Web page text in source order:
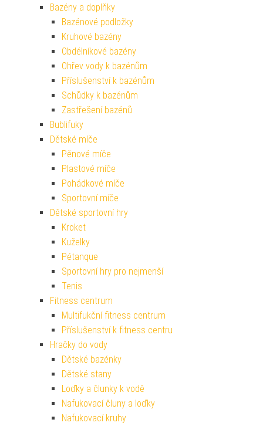
Bazény a doplňky
Bazénové podložky
Kruhové bazény
Obdélníkové bazény
Ohřev vody k bazénům
Příslušenství k bazénům
Schůdky k bazénům
Zastřešení bazénů
Bublifuky
Dětské míče
Pěnové míče
Plastové míče
Pohádkové míče
Sportovní míče
Dětské sportovní hry
Kroket
Kuželky
Pétanque
Sportovní hry pro nejmenší
Tenis
Fitness centrum
Multifukční fitness centrum
Příslušenství k fitness centru
Hračky do vody
Dětské bazénky
Dětské stany
Loďky a člunky k vodě
Nafukovací čluny a loďky
Nafukovací kruhy